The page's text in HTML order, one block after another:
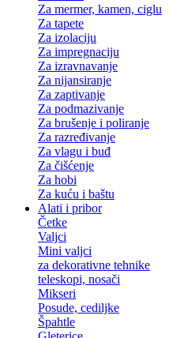
Za mermer, kamen, ciglu
Za tapete
Za izolaciju
Za impregnaciju
Za izravnavanje
Za nijansiranje
Za zaptivanje
Za podmazivanje
Za brušenje i poliranje
Za razređivanje
Za vlagu i buđ
Za čišćenje
Za hobi
Za kuću i baštu
Alati i pribor
Četke
Valjci
Mini valjci
za dekorativne tehnike
teleskopi, nosači
Mikseri
Posude, cediljke
Špahtle